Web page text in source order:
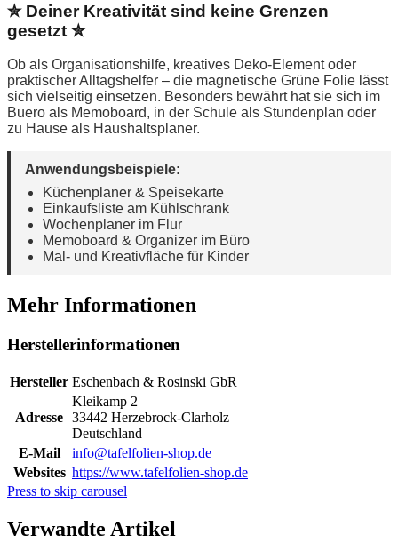
✮ Deiner Kreativität sind keine Grenzen
gesetzt ✮
Ob als Organisationshilfe, kreatives Deko-Element oder
praktischer Alltagshelfer – die magnetische Grüne Folie lässt
sich vielseitig einsetzen. Besonders bewährt hat sie sich im
Buero als Memoboard, in der Schule als Stundenplan oder
zu Hause als Haushaltsplaner.
Anwendungsbeispiele:
Küchenplaner & Speisekarte
Einkaufsliste am Kühlschrank
Wochenplaner im Flur
Memoboard & Organizer im Büro
Mal- und Kreativfläche für Kinder
Mehr Informationen
Herstellerinformationen
Hersteller Eschenbach & Rosinski GbR
Adresse
Kleikamp 2
33442 Herzebrock-Clarholz
Deutschland
E-Mail
info@tafelfolien-shop.de
Websites https://www.tafelfolien-shop.de
Press to skip carousel
Verwandte Artikel